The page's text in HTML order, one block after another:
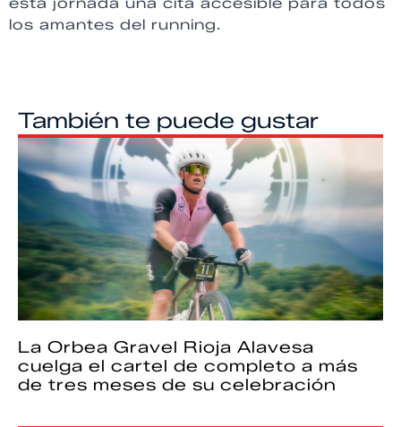
los amantes del running.
También te puede gustar
La Orbea Gravel Rioja Alavesa
cuelga el cartel de completo a más
de tres meses de su celebración